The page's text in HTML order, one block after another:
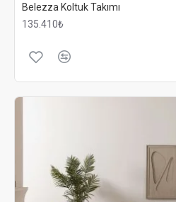
Belezza Koltuk Takımı
135.410₺